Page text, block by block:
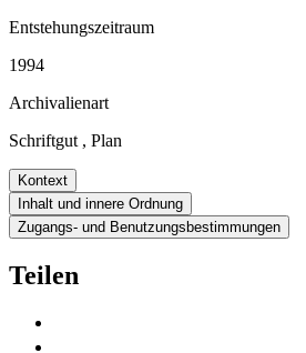
Entstehungszeitraum
1994
Archivalienart
Schriftgut , Plan
Kontext
Inhalt und innere Ordnung
Zugangs- und Benutzungsbestimmungen
Teilen